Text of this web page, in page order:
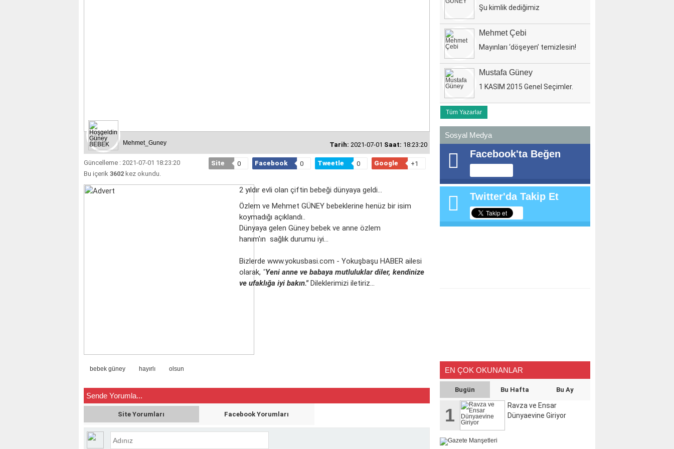
Mehmet_Guney Tarih: 2021-07-01 Saat: 18:23:20
Güncelleme : 2021-07-01 18:23:20
Bu içerik 3602 kez okundu.
Site 0 Facebook 0 Tweetle 0 Google +1
2 yıldır evli olan çiftin bebeği dünyaya geldi...
Özlem ve Mehmet GÜNEY bebeklerine henüz bir isim
koymadığı açıklandı..
Dünyaya gelen Güney bebek ve anne özlem
hanım'ın sağlık durumu iyi...
Bizlerde www.yokusbasi.com - Yokuşbaşu HABER ailesi
olarak, "Yeni anne ve babaya mutluluklar diler, kendinize
ve ufaklığa iyi bakın." Dileklerimizi iletiriz...
bebek güney hayırlı olsun
Sende Yorumla...
Site Yorumları Facebook Yorumları
Şu kimlik dediğimiz
Mehmet Çebi
Mayınları ‘döşeyen’ temizlesin!
Mustafa Güney
1 KASIM 2015 Genel Seçimler.
Tüm Yazarlar
Sosyal Medya
Facebook'ta Beğen
Twitter'da Takip Et
EN ÇOK OKUNANLAR
Bugün Bu Hafta Bu Ay
1
Ravza ve Ensar
Dünyaevine Giriyor